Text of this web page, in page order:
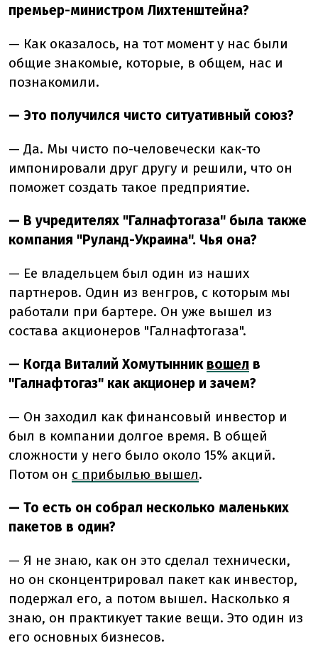
премьер-министром Лихтенштейна?
— Как оказалось, на тот момент у нас были
общие знакомые, которые, в общем, нас и
познакомили.
— Это получился чисто ситуативный союз?
— Да. Мы чисто по-человечески как-то
импонировали друг другу и решили, что он
поможет создать такое предприятие.
— В учредителях "Галнафтогаза" была также
компания "Руланд-Украина". Чья она?
— Ее владельцем был один из наших
партнеров. Один из венгров, с которым мы
работали при бартере. Он уже вышел из
состава акционеров "Галнафтогаза".
— Когда Виталий Хомутынник вошел в
"Галнафтогаз" как акционер и зачем?
— Он заходил как финансовый инвестор и
был в компании долгое время. В общей
сложности у него было около 15% акций.
Потом он с прибылью вышел.
— То есть он собрал несколько маленьких
пакетов в один?
— Я не знаю, как он это сделал технически,
но он сконцентрировал пакет как инвестор,
подержал его, а потом вышел. Насколько я
знаю, он практикует такие вещи. Это один из
его основных бизнесов.